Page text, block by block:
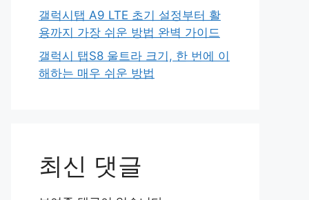
갤럭시탭 A9 LTE 초기 설정부터 활
용까지 가장 쉬운 방법 완벽 가이드
갤럭시 탭S8 울트라 크기, 한 번에 이
해하는 매우 쉬운 방법
최신 댓글